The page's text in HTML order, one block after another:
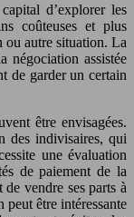
d’explorer les
coûteuses et plus
ou autre situation. La
négociation assistée
de garder un certain
être envisagées.
des indivisaires, qui
une évaluation
de paiement de la
vendre ses parts à
être intéressante